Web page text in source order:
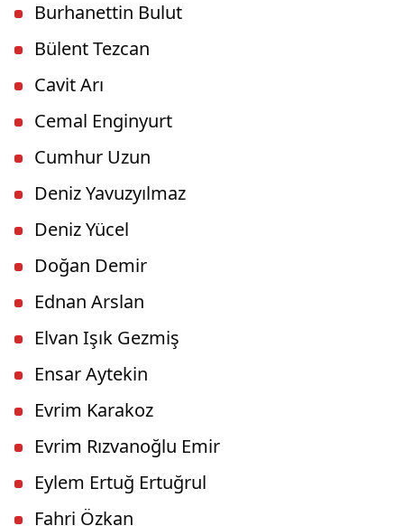
Burhanettin Bulut
Bülent Tezcan
Cavit Arı
Cemal Enginyurt
Cumhur Uzun
Deniz Yavuzyılmaz
Deniz Yücel
Doğan Demir
Ednan Arslan
Elvan Işık Gezmiş
Ensar Aytekin
Evrim Karakoz
Evrim Rızvanoğlu Emir
Eylem Ertuğ Ertuğrul
Fahri Özkan